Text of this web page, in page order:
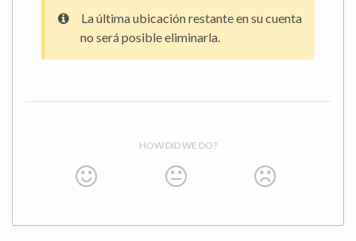
La última ubicación restante en su cuenta
no será posible eliminarla.
HOW DID WE DO?